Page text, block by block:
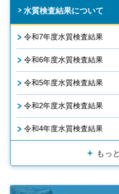
水質検査結果について
令和7年度水質検査結果
令和6年度水質検査結果
令和5年度水質検査結果
令和2年度水質検査結果
令和4年度水質検査結果
もっ